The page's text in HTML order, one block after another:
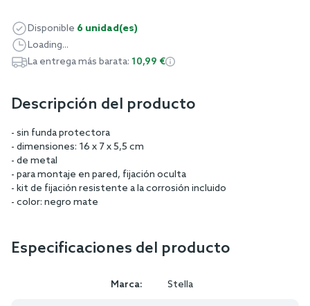
Disponible 6 unidad(es)
Loading...
La entrega más barata: 10,99 €
Descripción del producto
- sin funda protectora
- dimensiones: 16 x 7 x 5,5 cm
- de metal
- para montaje en pared, fijación oculta
- kit de fijación resistente a la corrosión incluido
- color: negro mate
Especificaciones del producto
Marca: Stella